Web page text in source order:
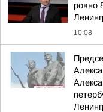
ровно
10:08